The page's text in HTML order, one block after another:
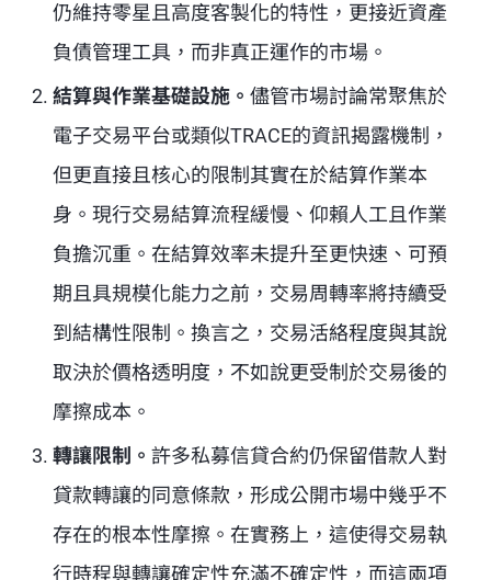
仍維持零星且高度客製化的特性，更接近資產
負債管理工具，而非真正運作的市場。
結算與作業基礎設施。 儘管市場討論常聚焦於
電子交易平台或類似TRACE的資訊揭露機制，
但更直接且核心的限制其實在於結算作業本
身。現行交易結算流程緩慢、仰賴人工且作業
負擔沉重。在結算效率未提升至更快速、可預
期且具規模化能力之前，交易周轉率將持續受
到結構性限制。換言之，交易活絡程度與其說
取決於價格透明度，不如說更受制於交易後的
摩擦成本。
轉讓限制。 許多私募信貸合約仍保留借款人對
貸款轉讓的同意條款，形成公開市場中幾乎不
存在的根本性摩擦。在實務上，這使得交易執
行時程與轉讓確定性充滿不確定性，而這兩項